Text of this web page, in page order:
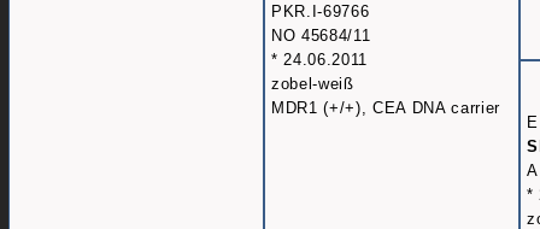
PKR.I-69766
NO 45684/11
* 24.06.2011
zobel-weiß
MDR1 (+/+), CEA DNA carrier
*